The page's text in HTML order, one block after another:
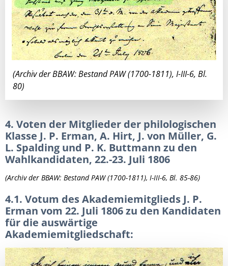
(Archiv der BBAW: Bestand PAW (1700-1811), I-III-6, Bl.
80)
4. Voten der Mitglieder der philologischen
Klasse J. P. Erman, A. Hirt, J. von Müller, G.
L. Spalding und P. K. Buttmann zu den
Wahlkandidaten, 22.-23. Juli 1806
(Archiv der BBAW: Bestand PAW (1700-1811), I-III-6, Bl. 85-86)
4.1. Votum des Akademiemitglieds J. P.
Erman vom 22. Juli 1806 zu den Kandidaten
für die auswärtige
Akademiemitgliedschaft: